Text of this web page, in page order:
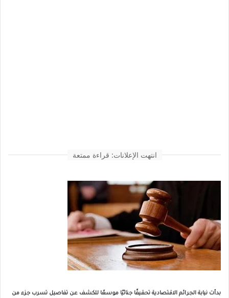
انتهت الإعلانات: قراءة ممتعة
بدأت نيابة الجرائم الاقتصادية تحقيقًا جنائيًا موسعًا للكشف عن تفاصيل تسرب جزء من